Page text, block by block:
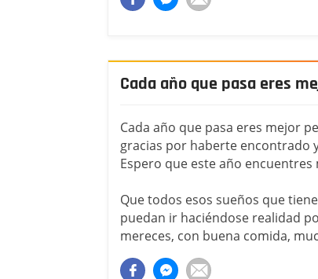
Cada año que pasa eres
Cada año que pasa eres mejor
gracias por haberte encontrado
Espero que este año
Que todos esos sueños que
puedan ir haciéndose realidad
mereces, con buena comida,